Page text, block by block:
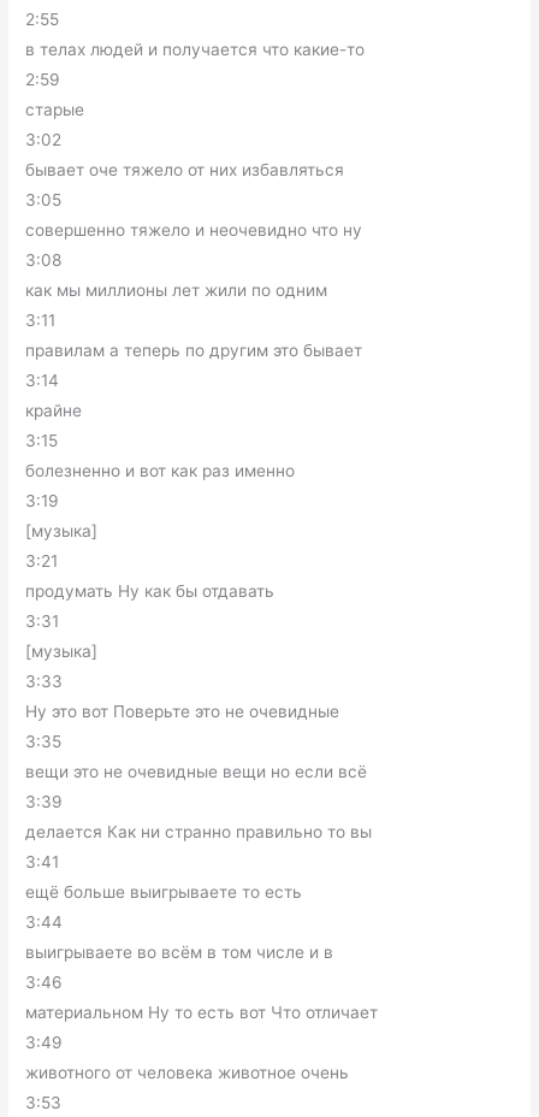
2:55
в телах людей и получается что какие-то
2:59
старые
3:02
бывает оче тяжело от них избавляться
3:05
совершенно тяжело и неочевидно что ну
3:08
как мы миллионы лет жили по одним
3:11
правилам а теперь по другим это бывает
3:14
крайне
3:15
болезненно и вот как раз именно
3:19
[музыка]
3:21
продумать Ну как бы отдавать
3:31
[музыка]
3:33
Ну это вот Поверьте это не очевидные
3:35
вещи это не очевидные вещи но если всё
3:39
делается Как ни странно правильно то вы
3:41
ещё больше выигрываете то есть
3:44
выигрываете во всём в том числе и в
3:46
материальном Ну то есть вот Что отличает
3:49
животного от человека животное очень
3:53